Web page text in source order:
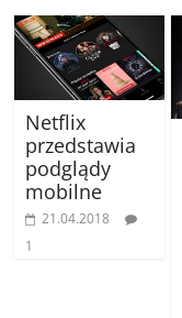
Netflix
przedstawia
podglądy
mobilne
21.04.2018
1